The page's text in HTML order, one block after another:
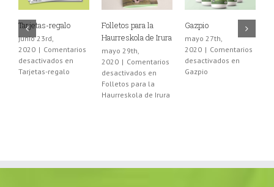
Tarjetas-regalo
junio 23rd,
2020 | Comentarios
desactivados en
Tarjetas-regalo
Folletos para la
Haurreskola de Irura
mayo 29th,
2020 | Comentarios
desactivados en
Folletos para la
Haurreskola de Irura
Gazpio
mayo 27th,
2020 | Comentarios
desactivados en
Gazpio